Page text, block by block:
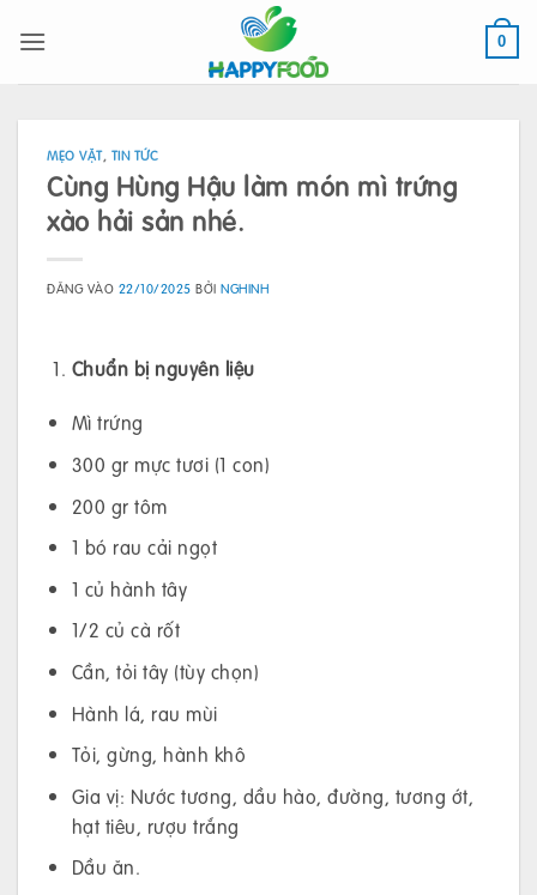
qua
0
MẸO VẶT, TIN TỨC
Cùng Hùng Hậu làm món mì trứng
xào hải sản nhé.
ĐĂNG VÀO 22/10/2025 BỞINGHINH
Chuẩn bị nguyên liệu
Mì trứng
300 gr mực tươi (1 con)
200 gr tôm
1 bó rau cải ngọt
1 củ hành tây
1/2 củ cà rốt
Cần, tỏi tây (tùy chọn)
Hành lá, rau mùi
Tỏi, gừng, hành khô
Gia vị: Nước tương, dầu hào, đường, tương ớt,
hạt tiêu, rượu trắng
Dầu ăn.